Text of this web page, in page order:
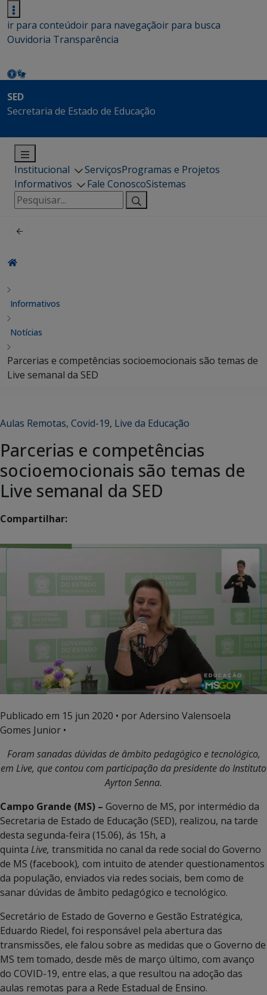
ir para conteúdoir para navegaçãoir para busca
Ouvidoria Transparência
SED
Secretaria de Estado de Educação
Institucional ServiçosProgramas e Projetos
Informativos
Fale ConoscoSistemas
Pesquisar
por:
Informativos
Notícias
Parcerias e competências socioemocionais são temas de
Live semanal da SED
Aulas Remotas, Covid-19, Live da Educação
Parcerias e competências
socioemocionais são temas de
Live semanal da SED
Compartilhar:
Publicado em 15 jun 2020 • por Adersino Valensoela
Gomes Junior •
Foram sanadas dúvidas de âmbito pedagógico e tecnológico,
em Live, que contou com participação da presidente do Instituto
Ayrton Senna.
Campo Grande (MS) – Governo de MS, por intermédio da
Secretaria de Estado de Educação (SED), realizou, na tarde
desta segunda-feira (15.06), ás 15h, a
quinta Live, transmitida no canal da rede social do Governo
de MS (facebook), com intuito de atender questionamentos
da população, enviados via redes sociais, bem como de
sanar dúvidas de âmbito pedagógico e tecnológico.
Secretário de Estado de Governo e Gestão Estratégica,
Eduardo Riedel, foi responsável pela abertura das
transmissões, ele falou sobre as medidas que o Governo de
MS tem tomado, desde mês de março último, com avanço
do COVID-19, entre elas, a que resultou na adoção das
aulas remotas para a Rede Estadual de Ensino.